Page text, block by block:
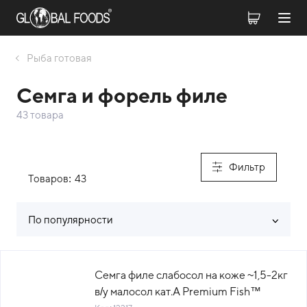
Рыба готовая
Семга и форель филе
43 товара
Фильтр
Товаров: 43
По популярности
Семга филе слабосол на коже ~1,5-2кг
в/у малосол кат.А Premium Fish™